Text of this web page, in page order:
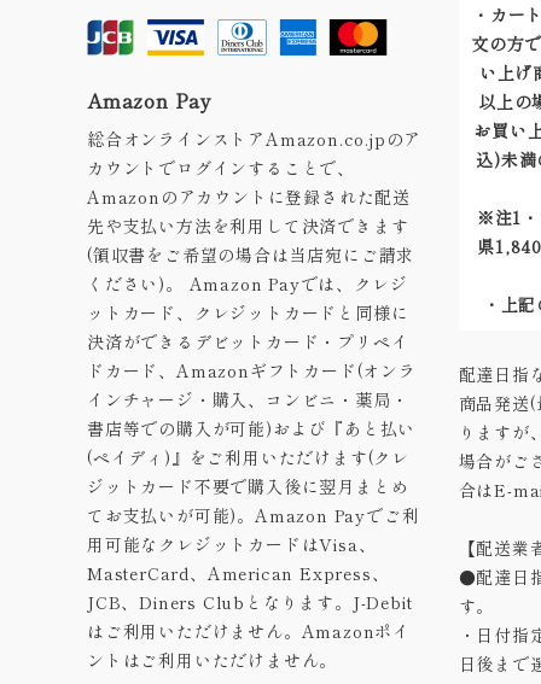
Amazon Pay
総合オンラインストアAmazon.co.jpのア
カウントでログインすることで、
Amazonのアカウントに登録された配送
先や支払い方法を利用して決済できます
(領収書をご希望の場合は当店宛にご請求
ください)。 Amazon Payでは、クレジ
ットカード、クレジットカードと同様に
決済ができるデビットカード・プリペイ
ドカード、Amazonギフトカード(オンラ
インチャージ・購入、コンビニ・薬局・
書店等での購入が可能)および『あと払い
(ペイディ)』をご利用いただけます(クレ
ジットカード不要で購入後に翌月まとめ
てお支払いが可能)。Amazon Payでご利
用可能なクレジットカードはVisa、
MasterCard、American Express、
JCB、Diners Clubとなります。J-Debit
はご利用いただけません。Amazonポイ
ントはご利用いただけません。
・カー
文の方
い上げ
以上の
お買い
込)未
※注1・
県
・上
配達日指
商品発送
りますが
場合がご
合はE-
【配送業
●配達日
す。
・日付
日後まで